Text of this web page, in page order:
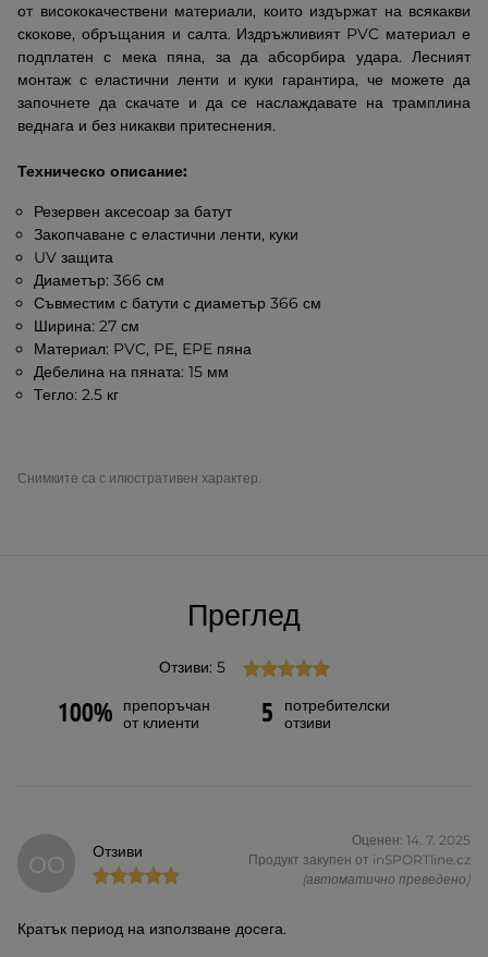
от висококачествени материали, които издържат на всякакви
скокове, обръщания и салта. Издръжливият PVC материал е
подплатен с мека пяна, за да абсорбира удара. Лесният
монтаж с еластични ленти и куки гарантира, че можете да
започнете да скачате и да се наслаждавате на трамплина
веднага и без никакви притеснения.
Техническо описание:
Резервен аксесоар за батут
Закопчаване с еластични ленти, куки
UV защита
Диаметър: 366 см
Съвместим с батути с диаметър 366 см
Ширина: 27 см
Материал: PVC, PE, EPE пяна
Дебелина на пяната: 15 мм
Тегло: 2.5 кг
Снимките са с илюстративен характер.
Преглед
Отзиви: 5
100%
препоръчан
от клиенти
5
потребителски
отзиви
ОО Отзиви
Оценен: 14. 7. 2025
Продукт закупен от inSPORTline.cz
(автоматично преведено)
Кратък период на използване досега.